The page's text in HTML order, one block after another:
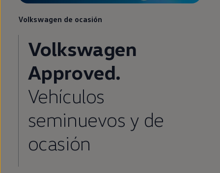
Volkswagen de ocasión
Volkswagen
Approved.
Vehículos
seminuevos y de
ocasión